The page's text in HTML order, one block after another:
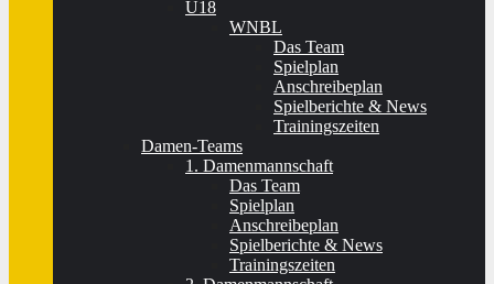
U18
WNBL
Das Team
Spielplan
Anschreibeplan
Spielberichte & News
Trainingszeiten
Damen-Teams
1. Damenmannschaft
Das Team
Spielplan
Anschreibeplan
Spielberichte & News
Trainingszeiten